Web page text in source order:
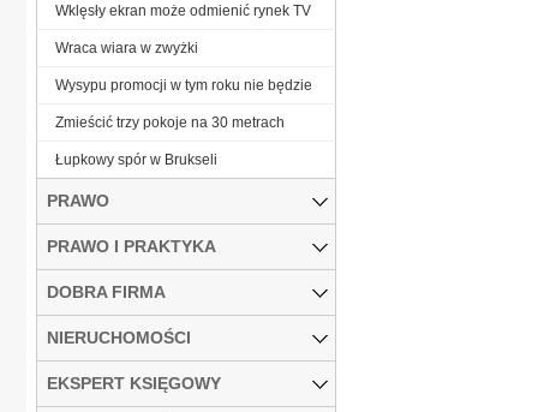
Wklęsły ekran może odmienić rynek TV
Wraca wiara w zwyżki
Wysypu promocji w tym roku nie będzie
Zmieścić trzy pokoje na 30 metrach
Łupkowy spór w Brukseli
PRAWO
PRAWO I PRAKTYKA
DOBRA FIRMA
NIERUCHOMOŚCI
EKSPERT KSIĘGOWY